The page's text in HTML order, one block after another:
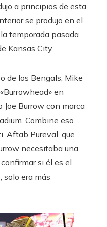
a principios de esta
se produjo en el
temporada pasada
Kansas City.
de los Bengals, Mike
en
Joe Burrow con marca
Combine eso
Aftab Pureval, que
necesitaba una
si él es el
solo era más